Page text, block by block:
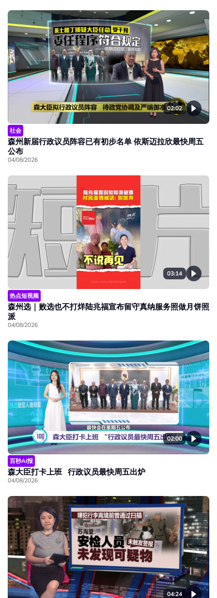
02:02
社会
森州新届行政议员阵容已有初步名单 依斯迈拉欣最快周五
公布
04/08/2026
03:14
热点短视频
森州选｜败选也不打烊陆兆福宣布留守真纳服务照做月饼照
派
04/08/2026
02:00
百秒AI报
森大臣打卡上班 行政议员最快周五出炉
04/08/2026
04:24